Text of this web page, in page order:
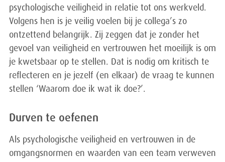
psychologische veiligheid in relatie tot ons werkveld.
Volgens hen is je veilig voelen bij je collega’s zo
ontzettend belangrijk. Zij zeggen dat je zonder het
gevoel van veiligheid en vertrouwen het moeilijk is om
je kwetsbaar op te stellen. Dat is nodig om kritisch te
reflecteren en je jezelf (en elkaar) de vraag te kunnen
stellen ‘Waarom doe ik wat ik doe?’.
Durven te oefenen
Als psychologische veiligheid en vertrouwen in de
omgangsnormen en waarden van een team verweven